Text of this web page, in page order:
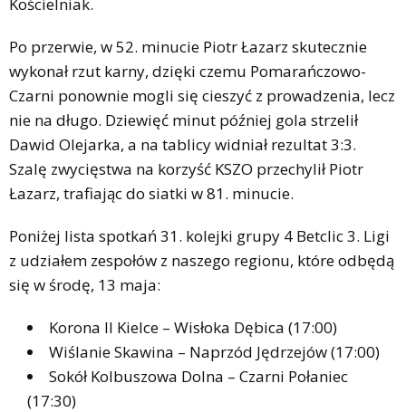
Po przerwie, w 52. minucie Piotr Łazarz skutecznie
wykonał rzut karny, dzięki czemu Pomarańczowo-
Czarni ponownie mogli się cieszyć z prowadzenia, lecz
nie na długo. Dziewięć minut później gola strzelił
Dawid Olejarka, a na tablicy widniał rezultat 3:3.
Szalę zwycięstwa na korzyść KSZO przechylił Piotr
Łazarz, trafiając do siatki w 81. minucie.
Poniżej lista spotkań 31. kolejki grupy 4 Betclic 3. Ligi
z udziałem zespołów z naszego regionu, które odbędą
się w środę, 13 maja:
Korona II Kielce – Wisłoka Dębica (17:00)
Wiślanie Skawina – Naprzód Jędrzejów (17:00)
Sokół Kolbuszowa Dolna – Czarni Połaniec
(17:30)